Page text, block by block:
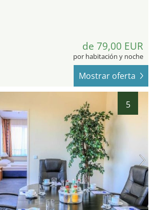
de 79,00 EUR
por habitación y noche
Mostrar oferta
5